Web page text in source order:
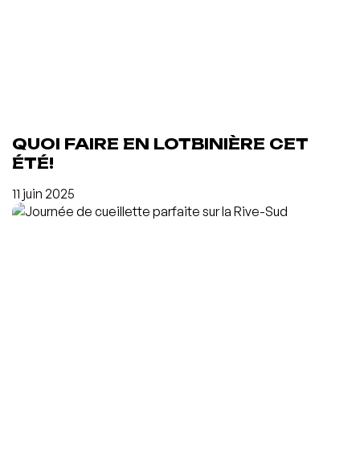
QUOI FAIRE EN LOTBINIÈRE CET
ÉTÉ!
11 juin 2025